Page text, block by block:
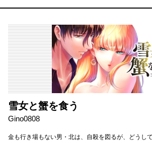
雪女と蟹を食う
Gino0808
金も行き場もない男・北は、自殺を図るが、どうし